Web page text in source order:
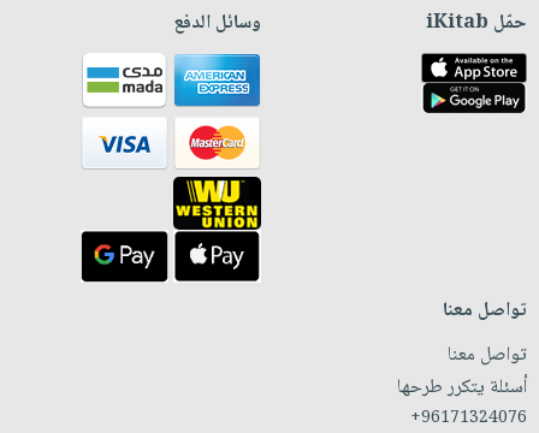
حمّل iKitab وسائل الدفع
تواصل معنا
تواصل معنا
أسئلة يتكرر طرحها
+96171324076